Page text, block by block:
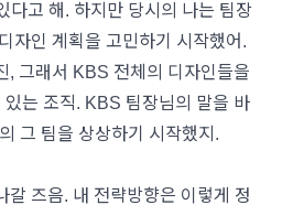
다고 해. 하지만 당시의 나는 팀장
자인 계획을 고민하기 시작했어.
, 그래서 KBS 전체의 디자인들을
는 조직. KBS 팀장님의 말을 바
그 팀을 상상하기 시작했지.
갈 즈음. 내 전략방향은 이렇게 정